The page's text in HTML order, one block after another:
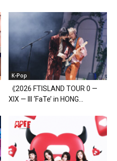
K-Pop
《2026 FTISLAND TOUR 0 —
XIX — III ‘FaTe’ in HONG...